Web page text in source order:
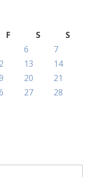
F S
S
6
7
13
14
20
21
27
28